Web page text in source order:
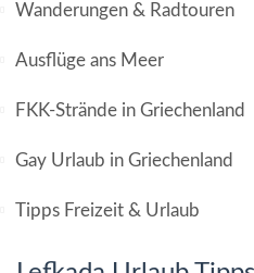
Wanderungen & Radtouren
Ausflüge ans Meer
FKK-Strände in Griechenland
Gay Urlaub in Griechenland
Tipps Freizeit & Urlaub